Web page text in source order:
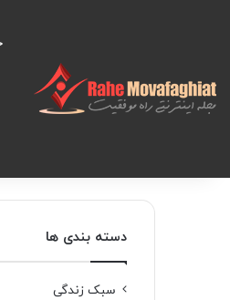
دسته بندی ها
سبک زندگی